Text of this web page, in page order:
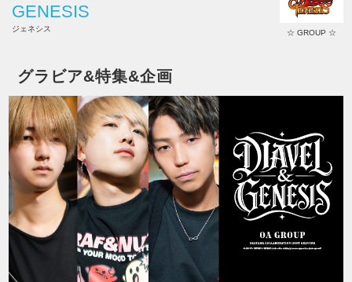
GENESIS
ジェネシス ☆ GROUP ☆
グラビア&特集&企画